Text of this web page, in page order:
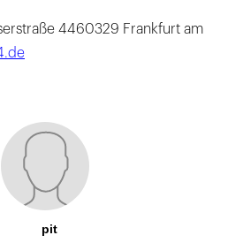
4460329 Frankfurt am
pit